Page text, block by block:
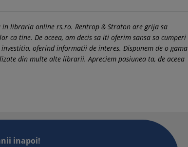
libraria online rs.ro. Rentrop & Straton are grija sa
ca tine. De aceea, am decis sa iti oferim sansa sa cumperi
oferind informatii de interes. Dispunem de o gama
din multe alte librarii. Apreciem pasiunea ta, de aceea
inapoi!